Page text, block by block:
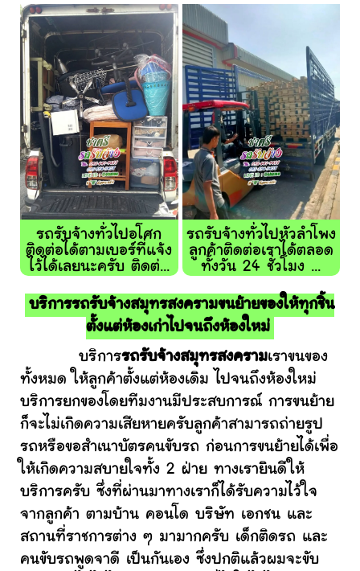
รถรับจ้างทั่วไปอโศก
ติดต่อได้ตามเบอร์ที่แจ้ง
ไว้ได้เลยนะครับ ติดต่...
รถรับจ้างทั่วไปหัวลำโพง
ลูกค้าติดต่อเราได้ตลอด
ทั้งวัน 24 ชั่วโมง ...
บริการรถรับจ้างสมุทรสงครามขนย้ายของให้ทุกชิ้น
ตั้งแต่ห้องเก่าไปจนถึงห้องใหม่
บริการรถรับจ้างสมุทรสงครามเราขนของ
ทั้งหมด ให้ลูกค้าตั้งแต่ห้องเดิม ไปจนถึงห้องใหม่
บริการยกของโดยทีมงานมีประสบการณ์ การขนย้าย
ก็จะไม่เกิดความเสียหายครับลูกค้าสามารถถ่ายรูป
รถหรือขอสำเนาบัตรคนขับรถ ก่อนการขนย้ายได้เพื่อ
ให้เกิดความสบายใจทั้ง 2 ฝ่าย ทางเรายินดีให้
บริการครับ ซึ่งที่ผ่านมาทางเราก็ได้รับความไว้ใจ
จากลูกค้า ตามบ้าน คอนโด บริษัท เอกชน และ
สถานที่ราชการต่าง ๆ มามากครับ เด็กติดรถ และ
คนขับรถพูดจาดี เป็นกันเอง ซึ่งปกติแล้วผมจะขับ